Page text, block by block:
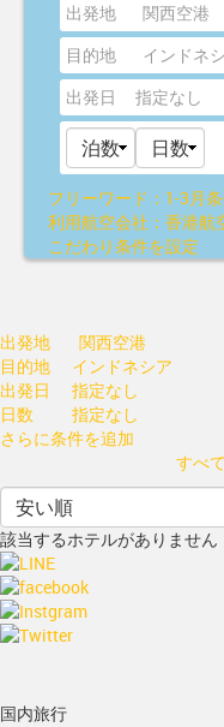
出発地
関西空港
目的地
インドネ
出発日
指定なし
フリーワード：1-3月
利用航空会社：香港航
こだわり条件を設定
出発地
関西空港
目的地
インドネシア
出発日
指定なし
日数
指定なし
さらに条件を追加
すべ
該当するホテルがありません
国内旅行